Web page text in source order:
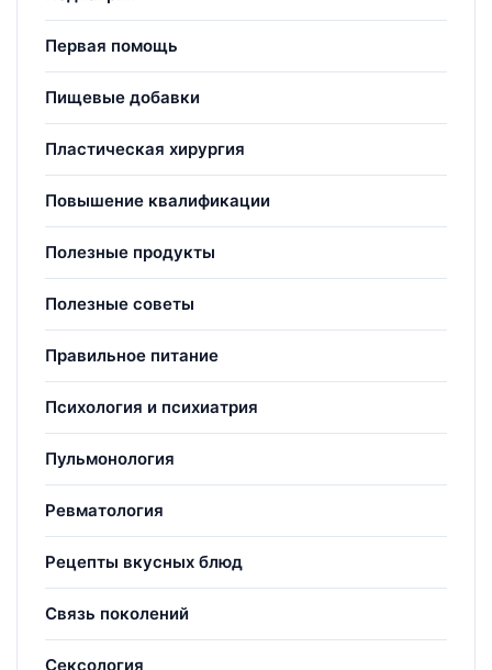
Первая помощь
Пищевые добавки
Пластическая хирургия
Повышение квалификации
Полезные продукты
Полезные советы
Правильное питание
Психология и психиатрия
Пульмонология
Ревматология
Рецепты вкусных блюд
Связь поколений
Сексология